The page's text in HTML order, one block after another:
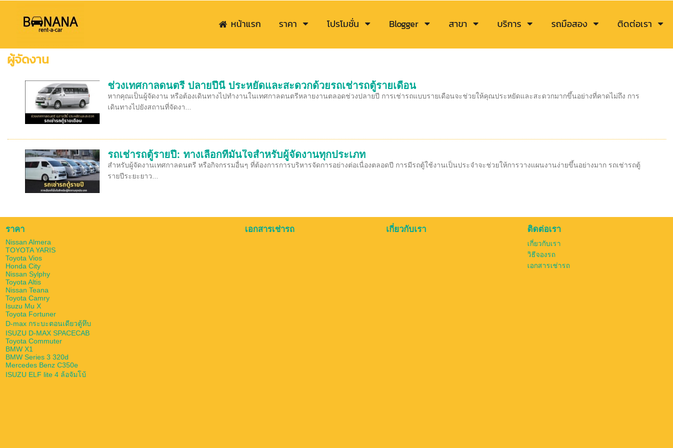
หน้าแรก ราคา โปรโมชั่น Blogger สาขา บริการ รถมือสอง ติดต่อเรา
ผู้จัดงาน
ช่วงเทศกาลดนตรี ปลายปีนี้ ประหยัดและสะดวกด้วยรถเช่ารถตู้รายเดือน
หากคุณเป็นผู้จัดงาน หรือต้องเดินทางไปทำงานในเทศกาลดนตรีหลายงานตลอดช่วงปลายปี การเช่ารถแบบรายเดือนจะช่วยให้คุณประหยัดและสะดวกมากขึ้นอย่างที่คาดไม่ถึง การ
เดินทางไปยังสถานที่จัดงา...
รถเช่ารถตู้รายปี: ทางเลือกที่มั่นใจสำหรับผู้จัดงานทุกประเภท
สำหรับผู้จัดงานเทศกาลดนตรี หรือกิจกรรมอื่นๆ ที่ต้องการการบริหารจัดการอย่างต่อเนื่องตลอดปี การมีรถตู้ใช้งานเป็นประจำจะช่วยให้การวางแผนงานง่ายขึ้นอย่างมาก รถเช่ารถตู้
รายปีระยะยาว...
ราคา
Nissan Almera
TOYOTA YARIS
Toyota Vios
Honda City
Nissan Sylphy
Toyota Altis
Nissan Teana
Toyota Camry
Isuzu Mu X
Toyota Fortuner
D-max กระบะตอนเดียวตู้ทึบ
ISUZU D-MAX SPACECAB
Toyota Commuter
BMW X1
BMW Series 3 320d
Mercedes Benz C350e
ISUZU ELF lite 4 ล้อจัมโบ้
เอกสารเช่ารถ เกี่ยวกับเรา ติดต่อเรา
เกี่ยวกับเรา
วิธีจองรถ
เอกสารเช่ารถ